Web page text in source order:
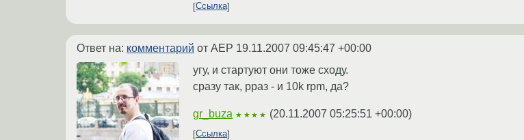
Ссылка
Ответ на: комментарий от AEP 19.11.2007 09:45:47 +00:00
угу, и стартуют они тоже сходу.
сразу так, рраз - и 10k rpm, да?
gr_buza ★★★★ (20.11.2007 05:25:51 +00:00)
Ссылка